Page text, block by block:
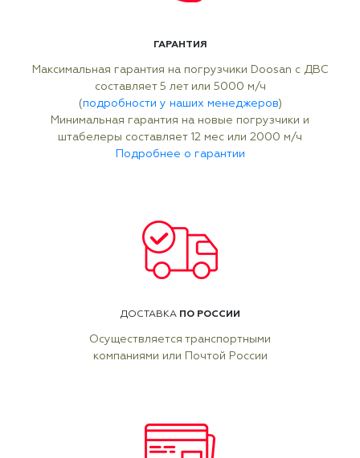
ГАРАНТИЯ
Максимальная гарантия на погрузчики Doosan с ДВС
составляет 5 лет или 5000 м/ч
(подробности у наших менеджеров)
Минимальная гарантия на новые погрузчики и
штабелеры составляет 12 мес или 2000 м/ч
Подробнее о гарантии
ДОСТАВКА ПО РОССИИ
Осуществляется транспортными
компаниями или Почтой России